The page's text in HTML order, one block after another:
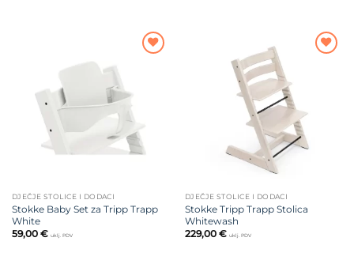
DJEČJE STOLICE I DODACI
Stokke Baby Set za Tripp Trapp
White
59,00 € uklj. PDV
DJEČJE STOLICE I DODACI
Stokke Tripp Trapp Stolica
Whitewash
229,00 € uklj. PDV